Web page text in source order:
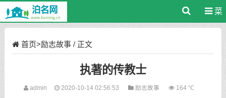
菜
首页>励志故事/ 正文
执著的传教士
admin 2020-10-14 02:56:53 励志故事 164 ℃